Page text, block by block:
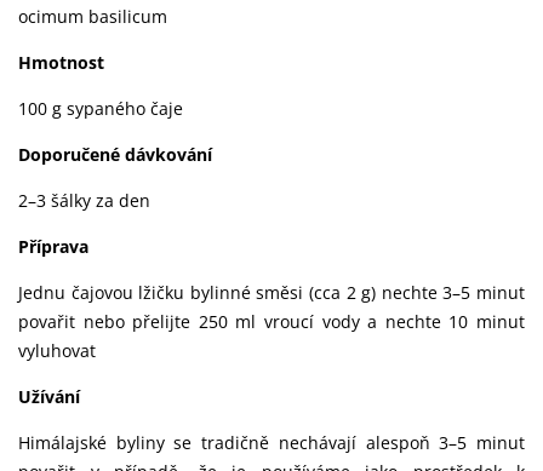
ocimum basilicum
Hmotnost
100 g sypaného čaje
Doporučené dávkování
2–3 šálky za den
Příprava
Jednu čajovou lžičku bylinné směsi (cca 2 g) nechte 3–5 minut
povařit nebo přelijte 250 ml vroucí vody a nechte 10 minut
vyluhovat
Užívání
Himálajské byliny se tradičně nechávají alespoň 3–5 minut